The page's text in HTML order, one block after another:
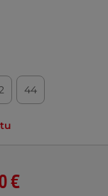
44
€